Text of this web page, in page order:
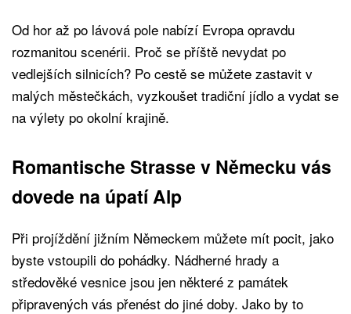
Od hor až po lávová pole nabízí Evropa opravdu
rozmanitou scenérii. Proč se příště nevydat po
vedlejších silnicích? Po cestě se můžete zastavit v
malých městečkách, vyzkoušet tradiční jídlo a vydat se
na výlety po okolní krajině.
Romantische Strasse v Německu vás
dovede na úpatí Alp
Při projíždění jižním Německem můžete mít pocit, jako
byste vstoupili do pohádky. Nádherné hrady a
středověké vesnice jsou jen některé z památek
připravených vás přenést do jiné doby. Jako by to